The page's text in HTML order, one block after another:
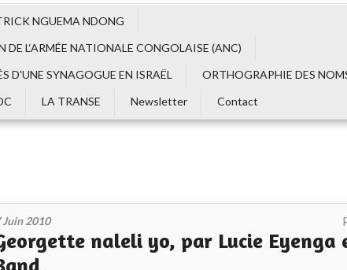
NGUEMA NDONG
DE L‘ARMÉE NATIONALE CONGOLAISE (ANC)
D'UNE SYNAGOGUE EN ISRAËL
ORTHOGRAPHIE DES
LA TRANSE Newsletter Contact
Juin 2010
naleli yo, par Lucie Eyenga